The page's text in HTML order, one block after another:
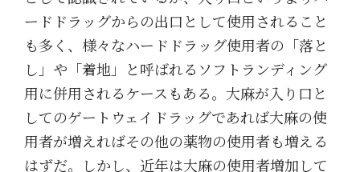
ードドラッグからの出口として使用されること
も多く、様々なハードドラッグ使用者の「落と
し」や「着地」と呼ばれるソフトランディング
用に併用されるケースもある。大麻が入り口と
してのゲートウェイドラッグであれば大麻の使
用者が増えればその他の薬物の使用者も増える
はずだ。しかし、近年は大麻の使用者増加して